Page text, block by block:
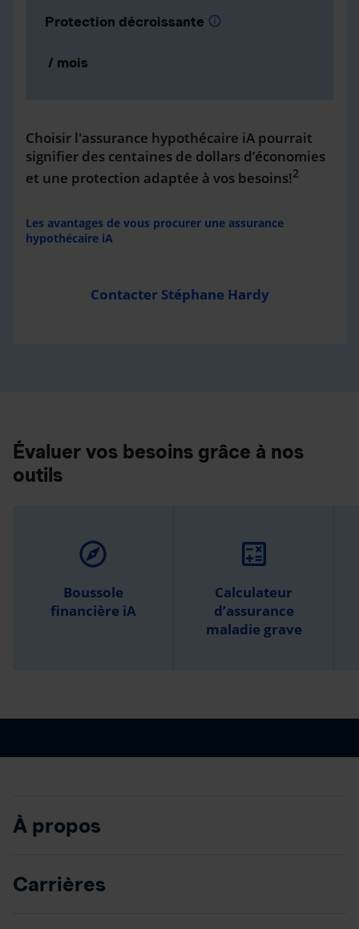
Protection décroissante info
/ mois
Choisir l'assurance hypothécaire iA pourrait
signifier des centaines de dollars d’économies
et une protection adaptée à vos besoins!2
Les avantages de vous procurer une assurance
hypothécaire iA
Contacter Stéphane Hardy
Évaluer vos besoins grâce à nos
outils
explore
Boussole
financière iA
calculate
Calculateur
d’assurance
maladie grave
À propos
Carrières